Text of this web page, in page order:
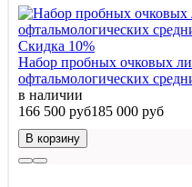
Скидка 10%
Набор пробных очковых
офтальмологических
в наличии
166 500 руб185 000 руб
В корзину